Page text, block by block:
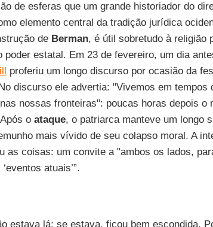
de esferas que um grande historiador do
elemento central da tradição jurídica
de Berman, é útil sobretudo à religião
poder estatal. Em 23 de fevereiro, um dia
proferiu um longo discurso por ocasião da
discurso ele advertia: "Vivemos em tempos
nossas fronteiras": poucas horas depois o
o ataque, o patriarca manteve um longo
mais vívido de seu colapso moral. A
as coisas: um convite a "ambos os lados,
atuais’”.
estava lá; se estava, ficou bem escondida.